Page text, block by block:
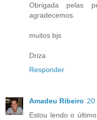
Obrigada pelas
agradecemos.
muitos bjs
Driza
Responder
Amadeu Ribeiro 20
Estou lendo o